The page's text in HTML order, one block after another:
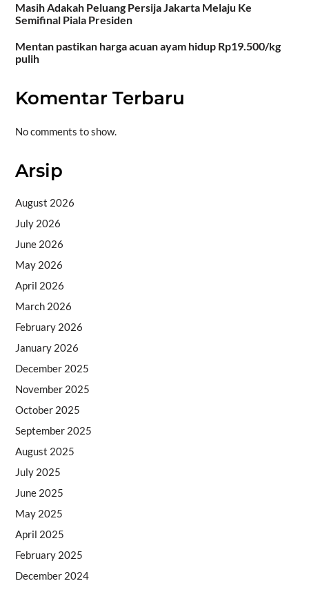
Masih Adakah Peluang Persija Jakarta Melaju Ke
Semifinal Piala Presiden
Mentan pastikan harga acuan ayam hidup Rp19.500/kg
pulih
Komentar Terbaru
No comments to show.
Arsip
August 2026
July 2026
June 2026
May 2026
April 2026
March 2026
February 2026
January 2026
December 2025
November 2025
October 2025
September 2025
August 2025
July 2025
June 2025
May 2025
April 2025
February 2025
December 2024